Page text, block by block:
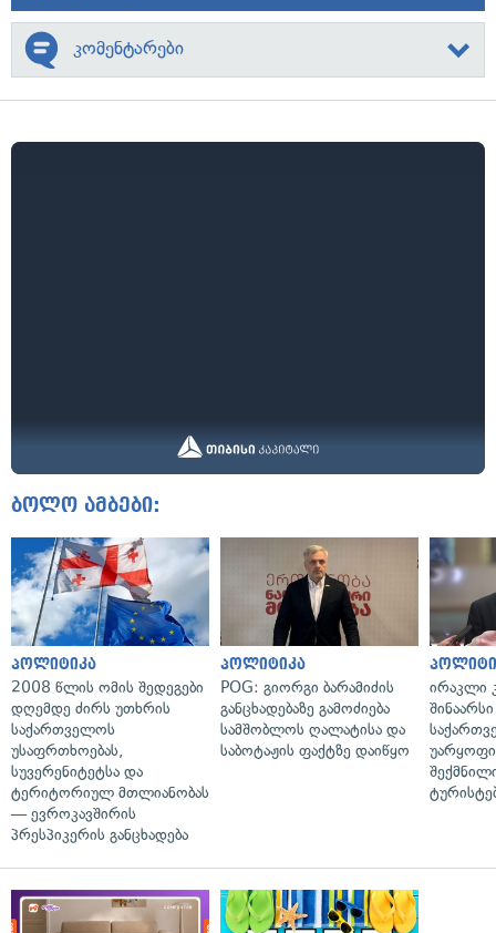
კომენტარები
ბოლო ამბები:
პოლიტიკა
2008 წლის ომის შედეგები
დღემდე ძირს უთხრის
საქართველოს
უსაფრთხოებას,
სუვერენიტეტსა და
ტერიტორიულ მთლიანობას
— ევროკავშირის
პრესპიკერის განცხადება
პოლიტიკა
POG: გიორგი ბარამიძის
განცხადებაზე გამოძიება
სამშობლოს ღალატისა და
საბოტაჟის ფაქტზე დაიწყო
ირაკლი